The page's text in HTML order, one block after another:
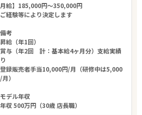
11件から検索する
月給】185,000円～350,000円
経験等により決定します
考
給（年1回）
賞与（年2回 計：基本給4ヶ月分）支給実績
登録販売者手当10,000円/月（研修中は5,000
）
デル年収
年収 500万円（30歳 店長職）